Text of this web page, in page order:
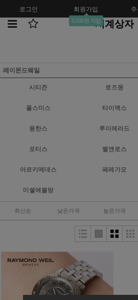
로그인 회원가입
3,000원 적립시계상자
레이몬드웨일
시티즌 로즈몽
폴스미스 타이맥스
융한스 루이에라드
포티스 벨앤로스
아르키메데스 페레가모
미쉘에블랑
최신순 낮은가격 높은가격